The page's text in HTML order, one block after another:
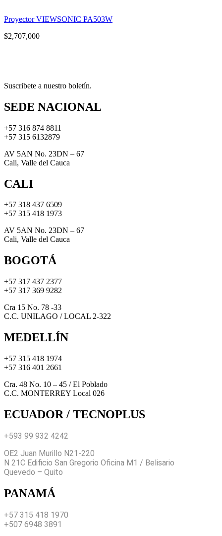
Proyector VIEWSONIC PA503W
$2,707,000
Suscribete a nuestro boletín.
SEDE NACIONAL
+57 316 874 8811
+57 315 6132879
AV 5AN No. 23DN – 67
Cali, Valle del Cauca
CALI
+57 318 437 6509
+57 315 418 1973
AV 5AN No. 23DN – 67
Cali, Valle del Cauca
BOGOTÁ
+57 317 437 2377
+57 317 369 9282
Cra 15 No. 78 -33
C.C. UNILAGO / LOCAL 2-322
MEDELLÍN
+57 315 418 1974
+57 316 401 2661
Cra. 48 No. 10 – 45 / El Poblado
C.C. MONTERREY Local 026
ECUADOR / TECNOPLUS
+593 99 932 4242
OE2 Juan Murillo N21-220
N 21C Edificio San Gregorio Oficina M1 / Belisario
Quevedo – Quito
PANAMÁ
+57 315 418 1970
+507 6948 3891